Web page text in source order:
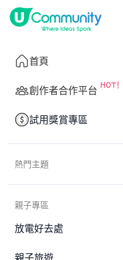
首頁
創作者合作平台
試用獎賞專區
熱門主題
親子專區
放電好去處
親子旅遊